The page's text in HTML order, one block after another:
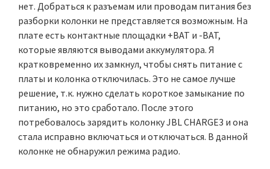
нет. Добраться к разъемам или проводам питания без
разборки колонки не представляется возможным. На
плате есть контактные площадки +BAT и -BAT,
которые являются выводами аккумулятора. Я
кратковременно их замкнул, чтобы снять питание с
платы и колонка отключилась. Это не самое лучше
решение, т.к. нужно сделать короткое замыкание по
питанию, но это сработало. После этого
потребовалось зарядить колонку JBL CHARGE3 и она
стала исправно включаться и отключаться. В данной
колонке не обнаружил режима радио.